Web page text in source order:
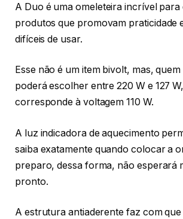
A Duo é uma omeleteira incrível
produtos que promovam praticidade
difíceis de usar.
Esse não é um item bivolt, mas,
poderá escolher entre 220 W e 127
corresponde à voltagem 110 W.
A luz indicadora de aquecimento
saiba exatamente quando colocar a
preparo, dessa forma, não esperará
pronto.
A estrutura antiaderente faz com